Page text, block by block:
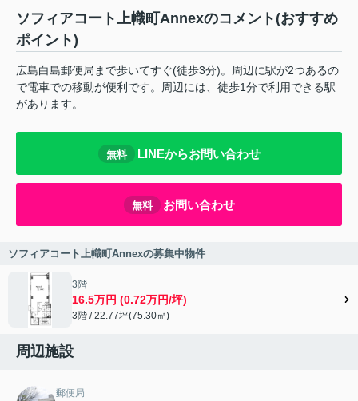
ソフィアコート上幟町Annexのコメント(おすすめ
ポイント)
広島白島郵便局まで歩いてすぐ(徒歩3分)。周辺に駅が2つあるの
で電車での移動が便利です。周辺には、徒歩1分で利用できる駅
があります。
無料 LINEからお問い合わせ
無料 お問い合わせ
ソフィアコート上幟町Annexの募集中物件
3階
16.5万円 (0.72万円/坪)
3階 / 22.77坪(75.30㎡)
周辺施設
郵便局